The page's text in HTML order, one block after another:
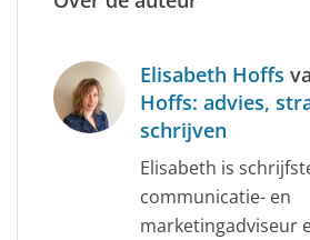
Elisabeth Hoffs
Hoffs: advies,
schrijven
Elisabeth is
communicatie- en
marketingadviseur